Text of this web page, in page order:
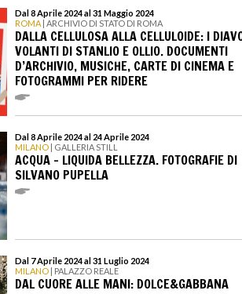
Dal 8 Aprile 2024 al 31 Maggio 2024
ROMA | ARCHIVIO DI STATO DI ROMA
DALLA CELLULOSA ALLA CELLULOIDE: I
VOLANTI DI STANLIO E OLLIO. DOCUMENTI
D’ARCHIVIO, MUSICHE, CARTE DI CINEMA E
FOTOGRAMMI PER RIDERE
Dal 8 Aprile 2024 al 24 Aprile 2024
MILANO | GALLERIA STILL
ACQUA – LIQUIDA BELLEZZA. FOTOGRAFIE DI
SILVANO PUPELLA
Dal 7 Aprile 2024 al 31 Luglio 2024
MILANO | PALAZZO REALE
DAL CUORE ALLE MANI: DOLCE&GABBANA